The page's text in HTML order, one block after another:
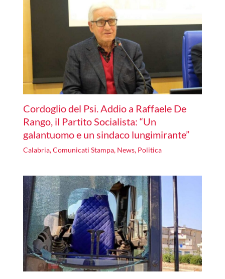
Cordoglio del Psi. Addio a Raffaele De
Rango, il Partito Socialista: “Un
galantuomo e un sindaco lungimirante”
Calabria,Comunicati Stampa, News, Politica